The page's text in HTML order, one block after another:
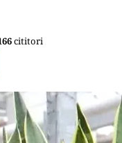
cititori